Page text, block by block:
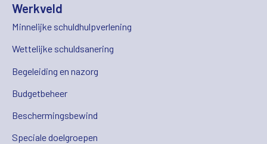
Werkveld
Minnelijke schuldhulpverlening
Wettelijke schuldsanering
Begeleiding en nazorg
Budgetbeheer
Beschermingsbewind
Speciale doelgroepen